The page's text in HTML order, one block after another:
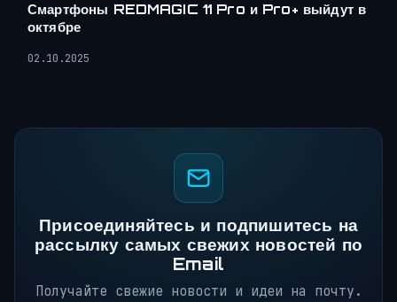
Смартфоны REDMAGIC 11 Pro и Pro+ выйдут в
октябре
02.10.2025
Присоединяйтесь и подпишитесь на
рассылку самых свежих новостей по
Email
Получайте свежие новости и идеи на почту.